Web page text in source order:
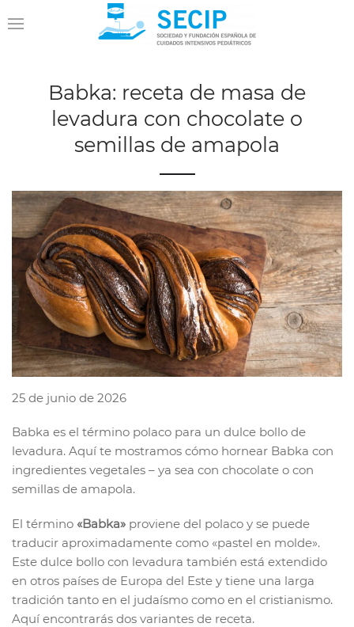
Babka: receta de masa de
levadura con chocolate o
semillas de amapola
25 de junio de 2026
Babka es el término polaco para un dulce bollo de
levadura. Aquí te mostramos cómo hornear Babka con
ingredientes vegetales – ya sea con chocolate o con
semillas de amapola.
El término «Babka» proviene del polaco y se puede
traducir aproximadamente como «pastel en molde».
Este dulce bollo con levadura también está extendido
en otros países de Europa del Este y tiene una larga
tradición tanto en el judaísmo como en el cristianismo.
Aquí encontrarás dos variantes de receta.